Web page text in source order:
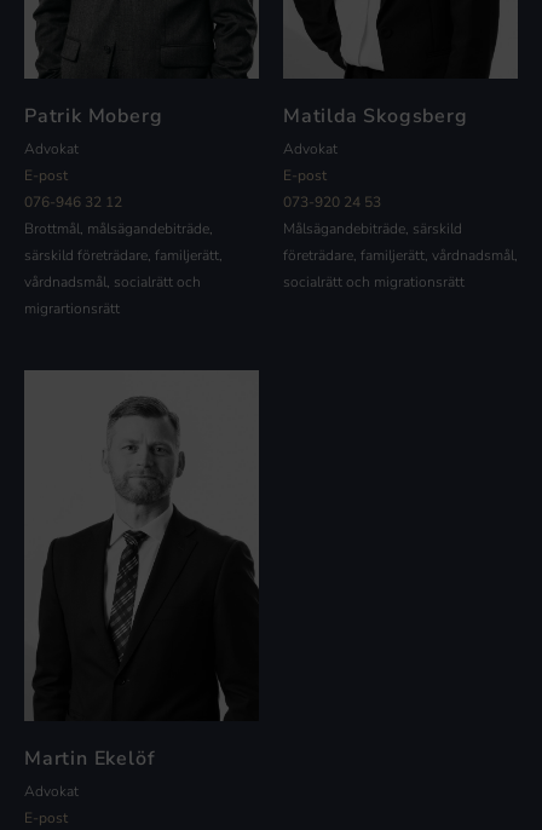
Patrik Moberg
Advokat
E-post
076-946 32 12
Brottmål, målsägandebiträde,
särskild företrädare, familjerätt,
vårdnadsmål, socialrätt och
migrartionsrätt
Matilda Skogsberg
Advokat
E-post
073-920 24 53
Målsägandebiträde, särskild
företrädare, familjerätt, vårdnadsmål,
socialrätt och migrationsrätt
Martin Ekelöf
Advokat
E-post